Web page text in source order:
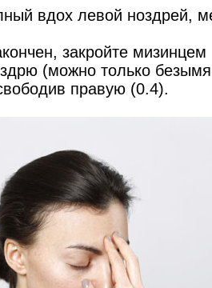
вдох левой ноздрей,
закройте
(можно только
правую (0.4).